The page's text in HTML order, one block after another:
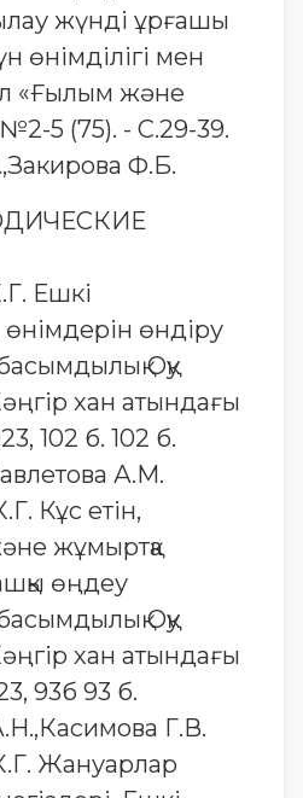
жүнді ұрғашы
өнімділігі мен
«Ғылым және
№2-5 (75). - С.29-39.
Ф.Б.
Ешкі
өндіру
Оқу
хан атындағы
102 б. 102 б.
А.М.
Кұс етін,
жұмыртқа
өңдеу
Оқу
хан атындағы
93б 93 б.
Г.В.
Жануарлар